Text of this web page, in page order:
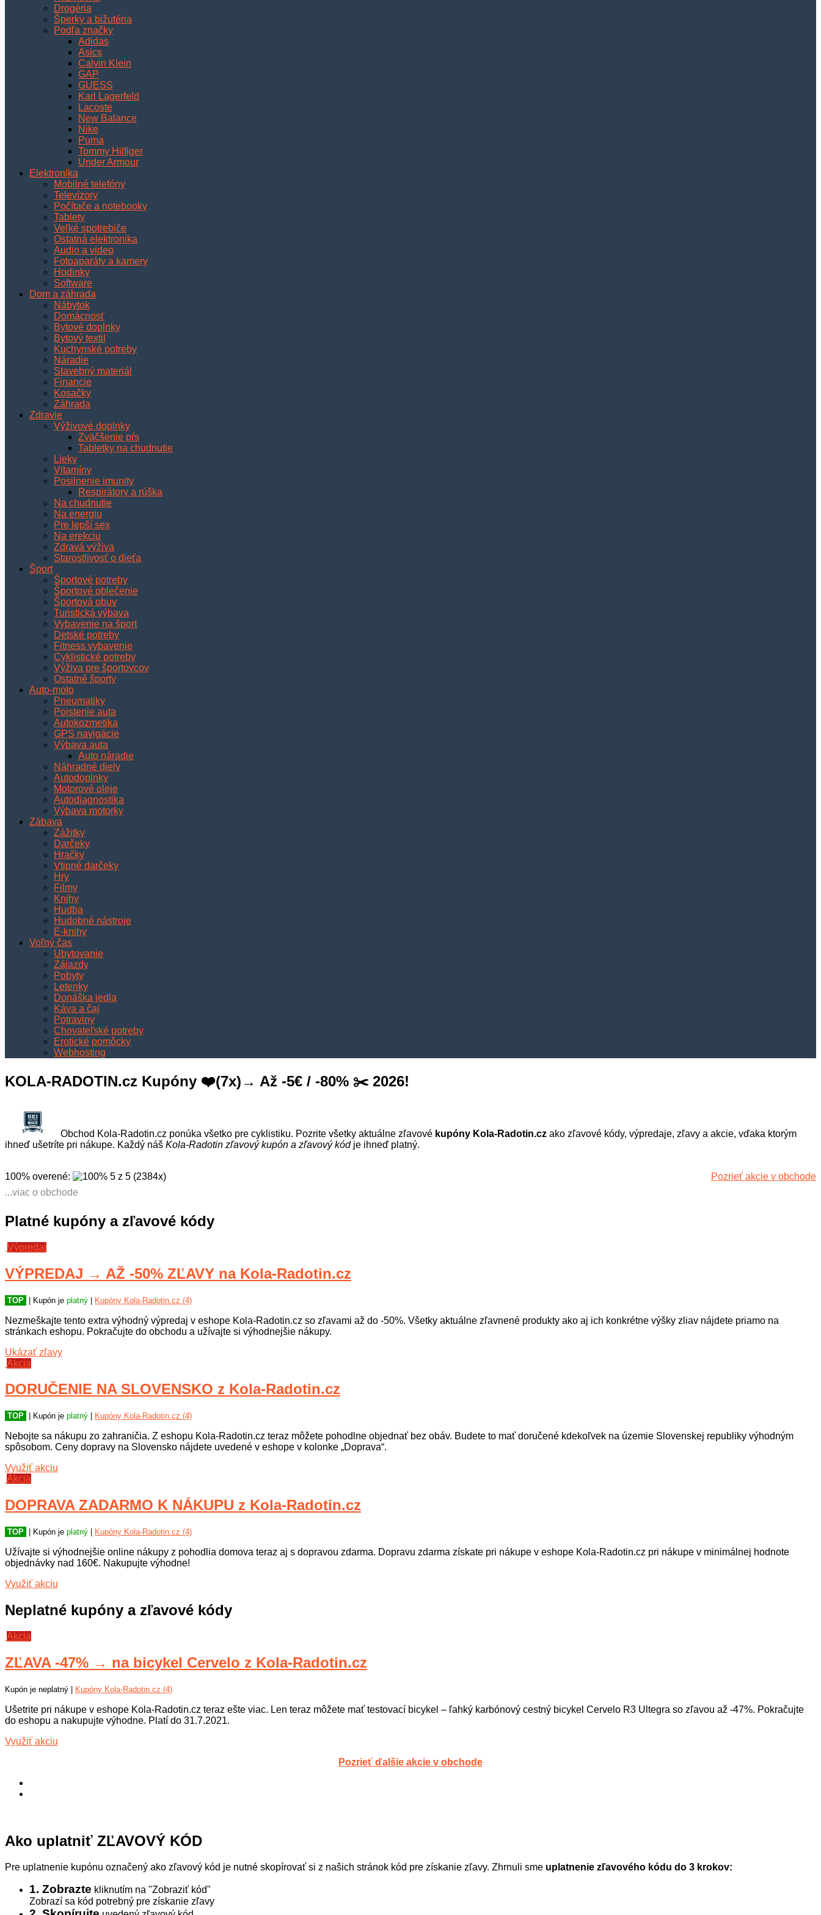
Drogéria
Šperky a bižutéria
Podľa značky
Adidas
Asics
Calvin Klein
GAP
GUESS
Karl Lagerfeld
Lacoste
New Balance
Nike
Puma
Tommy Hilfiger
Under Armour
Elektronika
Mobilné telefóny
Televízory
Počítače a notebooky
Tablety
Veľké spotrebiče
Ostatná elektronika
Audio a video
Fotoaparáty a kamery
Hodinky
Software
Dom a záhrada
Nábytok
Domácnosť
Bytové doplnky
Bytový textil
Kuchynské potreby
Náradie
Stavebný materiál
Financie
Kosačky
Záhrada
Zdravie
Výživové doplnky
Zväčšenie pŕs
Tabletky na chudnutie
Lieky
Vitamíny
Posilnenie imunity
Respirátory a rúška
Na chudnutie
Na energiu
Pre lepší sex
Na erekciu
Zdravá výživa
Starostlivosť o dieťa
Šport
Športové potreby
Športové oblečenie
Športová obuv
Turistická výbava
Vybavenie na šport
Detské potreby
Fitness vybavenie
Cyklistické potreby
Výživa pre športovcov
Ostatné športy
Auto-moto
Pneumatiky
Poistenie auta
Autokozmetika
GPS navigácie
Výbava auta
Auto náradie
Náhradné diely
Autodoplnky
Motorové oleje
Autodiagnostika
Výbava motorky
Zábava
Zážitky
Darčeky
Hračky
Vtipné darčeky
Hry
Filmy
Knihy
Hudba
Hudobné nástroje
E-knihy
Voľný čas
Ubytovanie
Zájazdy
Pobyty
Letenky
Donáška jedla
Káva a čaj
Potraviny
Chovateľské potreby
Erotické pomôcky
Webhosting
KOLA-RADOTIN.cz Kupóny ❤️(7x)→ Až -5€ / -80% ✂️ 2026!
Obchod Kola-Radotin.cz ponúka všetko pre cyklistiku. Pozrite všetky aktuálne zľavové kupóny Kola-Radotin.cz ako zľavové kódy, výpredaje, zľavy a akcie, vďaka ktorým
ihneď ušetríte pri nákupe. Každý náš Kola-Radotin zľavový kupón a zľavový kódje ihneď platný.
100% overené: 5 z 5 (2384x) Pozrieť akcie v obchode
Eshop Kola-Radotin.cz ponúka široký sortiment produktov pre cyklistiku. Nájdete tu všetko čo budete potrebovať - bicykle, oblečenie, komponenty, helmy, tretry, doplnky a dokonca aj
...viac o obchode
Platné kupóny a zľavové kódy
Výpredaj
VÝPREDAJ → AŽ -50% ZĽAVY na Kola-Radotin.cz
TOP | Kupón je platný | Kupóny Kola-Radotin.cz (4)
Nezmeškajte tento extra výhodný výpredaj v eshope Kola-Radotin.cz so zľavami až do -50%. Všetky aktuálne zľavnené produkty ako aj ich konkrétne výšky zliav nájdete priamo na
stránkach eshopu. Pokračujte do obchodu a užívajte si výhodnejšie nákupy.
Ukázať zľavy
Akcia
DORUČENIE NA SLOVENSKO z Kola-Radotin.cz
TOP | Kupón je platný Kupóny Kola-Radotin.cz (4)
Nebojte sa nákupu zo zahraničia. Z eshopu Kola-Radotin.cz teraz môžete pohodlne objednať bez obáv. Budete to mať doručené kdekoľvek na územie Slovenskej republiky výhodným
spôsobom. Ceny dopravy na Slovensko nájdete uvedené v eshope v kolonke „Doprava“.
Využiť akciu
Akcia
DOPRAVA ZADARMO K NÁKUPU z Kola-Radotin.cz
TOP | Kupón je platný Kupóny Kola-Radotin.cz (4)
Užívajte si výhodnejšie online nákupy z pohodlia domova teraz aj s dopravou zdarma. Dopravu zdarma získate pri nákupe v eshope Kola-Radotin.cz pri nákupe v minimálnej hodnote
objednávky nad 160€. Nakupujte výhodne!
Využiť akciu
Neplatné kupóny a zľavové kódy
Akcia
ZĽAVA -47% → na bicykel Cervelo z Kola-Radotin.cz
Kupón je neplatný | Kupóny Kola-Radotin.cz (4)
Ušetrite pri nákupe v eshope Kola-Radotin.cz teraz ešte viac. Len teraz môžete mať testovací bicykel – ľahký karbónový cestný bicykel Cervelo R3 Ultegra so zľavou až -47%. Pokračujte
do eshopu a nakupujte výhodne. Platí do 31.7.2021.
Využiť akciu
Pozrieť ďalšie akcie v obchode
Ako uplatniť ZĽAVOVÝ KÓD
Pre uplatnenie kupónu označený ako zľavový kód je nutné skopírovať si z našich stránok kód pre získanie zľavy. Zhrnuli sme uplatnenie zľavového kódu do 3 krokov:
1. Zobrazte kliknutím na "Zobraziť kód"
Zobrazí sa kód potrebný pre získanie zľavy